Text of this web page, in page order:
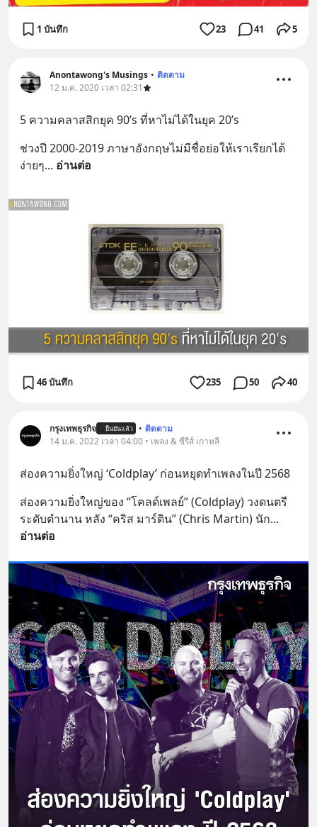
1 บันทึก 23 41 5
Anontawong's Musings • ติดตาม
12 ม.ค. 2020 เวลา 02:31
5 ความคลาสสิกยุค 90’s ที่หาไม่ได้ในยุค 20’s
ช่วงปี 2000-2019 ภาษาอังกฤษไม่มีชื่อย่อให้เราเรียกได้
ง่ายๆ... อ่านต่อ
46 บันทึก 235 50 40
กรุงเทพธุรกิจ ยืนยันแล้ว • ติดตาม
14 ม.ค. 2022 เวลา 04:00 • เพลง & ซีรีส์ เกาหลี
ส่องความยิ่งใหญ่ ‘Coldplay’ ก่อนหยุดทำเพลงในปี 2568
ส่องความยิ่งใหญ่ของ “โคลด์เพลย์” (Coldplay) วงดนตรี
ระดับตำนาน หลัง “คริส มาร์ติน” (Chris Martin) นัก
อ่านต่อ